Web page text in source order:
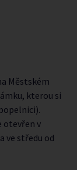
Městském
kterou si
otevřen v
ve středu od